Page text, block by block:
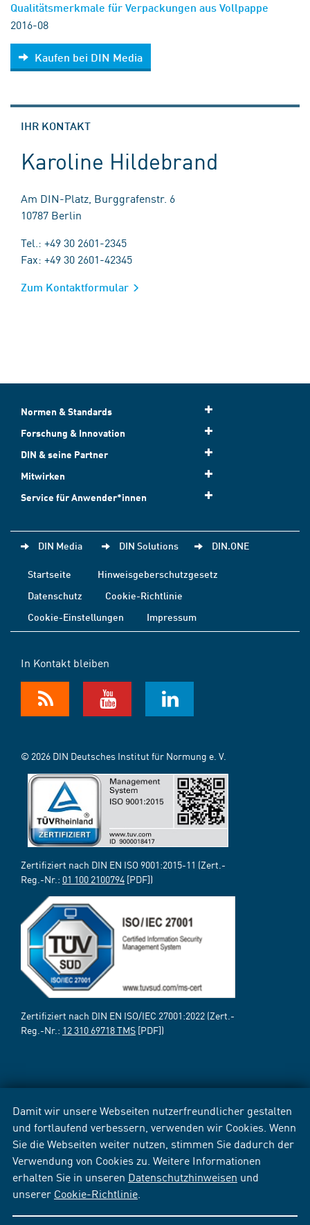
Damit wir unsere Webseiten nutzerfreundlicher gestalten
und fortlaufend verbessern, verwenden wir Cookies. Wenn
Sie die Webseiten weiter nutzen, stimmen Sie dadurch der
Verwendung von Cookies zu. Weitere Informationen
erhalten Sie in unseren Datenschutzhinweisen und
unserer Cookie-Richtlinie
Qualitätsmerkmale für Verpackungen aus Vollpappe
2016-08
Kaufen bei DIN Media
IHR KONTAKT
Karoline Hildebrand
Am DIN-Platz, Burggrafenstr. 6
10787 Berlin
Tel.: +49 30 2601-2345
Fax: +49 30 2601-42345
Zum Kontaktformular
Normen & Standards
Forschung & Innovation
DIN & seine Partner
Mitwirken
Service für Anwender*innen
DIN Media DIN Solutions DIN.ONE
Startseite
Hinweisgeberschutzgesetz
Datenschutz
Cookie-Richtlinie
Cookie-Einstellungen
Impressum
In Kontakt bleiben
© 2026 DIN Deutsches Institut für Normung e. V.
Zertifiziert nach DIN EN ISO 9001:2015-11 (Zert.-
Reg.-Nr.: 01 100 2100794 [PDF])
Zertifiziert nach DIN EN ISO/IEC 27001:2022 (Zert.-
Reg.-Nr.: 12 310 69718 TMS [PDF])